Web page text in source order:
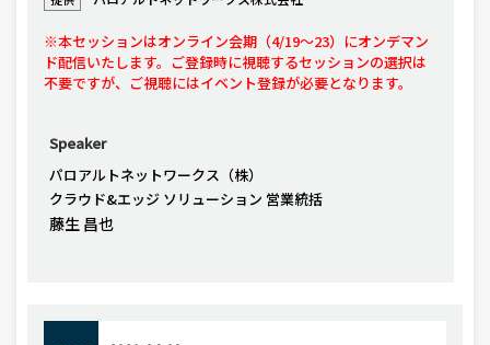
※本セッションはオンライン会期（4/19〜23）にオンデマン
ド配信いたします。ご登録時に視聴するセッションの選択は
不要ですが、ご視聴にはイベント登録が必要となります。
Speaker
パロアルトネットワークス（株）
クラウド&エッジ ソリューション 営業統括
藤生 昌也